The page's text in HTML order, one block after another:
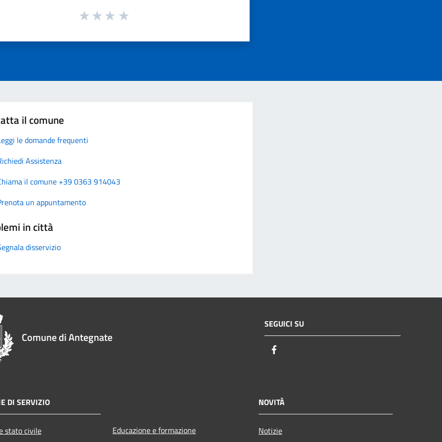
il comune
le domande frequenti
Assistenza
il comune +39 0363 914043
un appuntamento
in città
disservizio
Comune di Antegnate
SEGUICI SU
DI SERVIZIO
stato civile
Educazione e formazione
NOVITÀ
Notizie